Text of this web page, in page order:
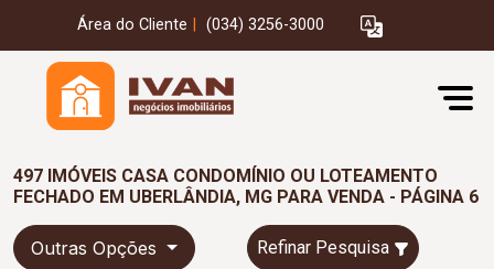
Área do Cliente (034) 3256-3000
497 IMÓVEIS CASA CONDOMÍNIO OU LOTEAMENTO
FECHADO EM UBERLÂNDIA, MG PARA VENDA - PÁGINA 6
Outras Opções Refinar Pesquisa